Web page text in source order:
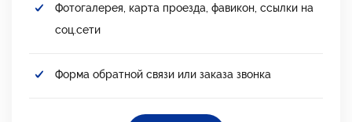
Фотогалерея, карта проезда, фавикон, ссылки на
соц.сети
Форма обратной связи или заказа звонка